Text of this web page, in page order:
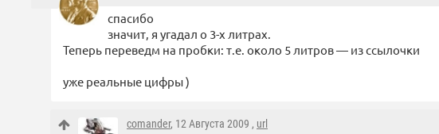
спасибо
значит, я угадал о 3-х литрах.
Теперь переведм на пробки: т.е. около 5 литров — из ссылочки
уже реальные цифры )
comander, 12 Августа 2009 , url